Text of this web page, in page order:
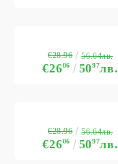
€2606 5097лв.
€28.96 56.64лв.
€2606 5097лв.
€28.96 56.64лв.